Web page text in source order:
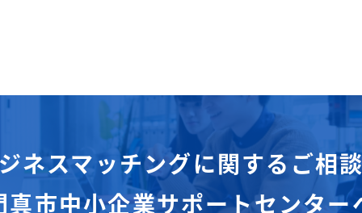
ネスマッチングに関するご相
真市中小企業サポートセンター